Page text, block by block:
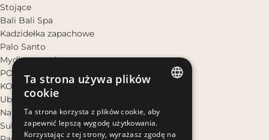
Stojące
Bali Bali Spa
Kadzidełka zapachowe
Palo Santo
Mydła naturalne
POMYSŁ NA PREZENT
KOBIETA
Ubrania
Narzutki plażowe
Sukienki Boho
POLISH
Ta strona używa plików
cookie
Ta strona korzysta z plików cookie, aby
zapewnić lepszą wygodę użytkowania.
Korzystając z tej strony, wyrażasz zgodę na